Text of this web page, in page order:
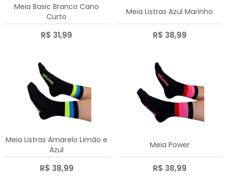
Meia Basic Branco Cano
Curto
R$ 31,99
Meia Listras Azul Marinho
R$ 38,99
Meia Listras Amarelo Limão e
Azul
R$ 38,99
Meia Power
R$ 38,99